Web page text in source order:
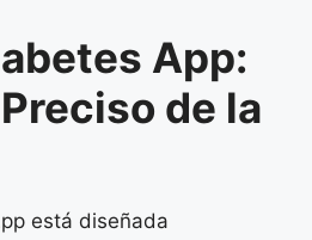
App:
de la
está diseñada